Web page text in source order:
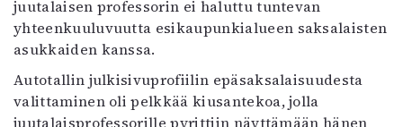
juutalaisen professorin ei haluttu tuntevan
yhteenkuuluvuutta esikaupunkialueen saksalaisten
asukkaiden kanssa.
Autotallin julkisivuprofiilin epäsaksalaisuudesta
valittaminen oli pelkkää kiusantekoa, jolla
juutalaisprofessorille pyrittiin näyttämään hänen